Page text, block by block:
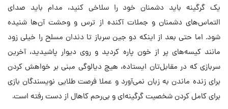
یک گرگینه باید دشمنان خود را سلاخی کنید، مدام باید صدای
التماس‌های دشمنان و جملات آکنده از ترس و وحشت آن‌ها شنیده
شود. اما حتی بعد از اینکه دو جین سرباز تا دندان مسلح را خیلی زود
مانند کیسه‌های پر از خون پاره کردید و روی دیوار پاشیدید، آخرین
سربازی که در مقابل‌تان ایستاده، هیچ دیالوگی مبنی بر خواهش کردن
برای زنده ماندن به زبان نمی‌آورد و عملا فرصت طلایی نویسندگان بازی
برای کامل کردن شخصیت گرگینه‌ای و بی‌رحم کاهال از دست رفته است.